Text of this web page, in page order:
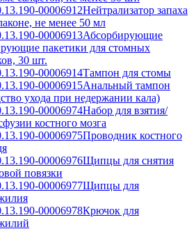
00006912Нейтрализатор запаха
не менее 50 мл
00006913Абсорбирующие
пакетики для стомных
30 шт.
00006914Тампон для стомы
00006915Анальный тампон
ухода при недержании кала)
00006974Набор для взятия/
костного мозга
00006975Проводник костного
00006976Щипцы для снятия
повязки
00006977Щипцы для
00006978Крючок для